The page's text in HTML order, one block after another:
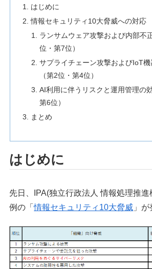
はじめに
情報セキュリティ10大脅威への対応
ランサムウェア攻撃および内部不
位・第7位）
サプライチェーン攻撃およびIoT
（第2位・第4位）
AI利用に伴うリスクと運用管理の
第6位）
まとめ
はじめに
先日、IPA(独立行政法人 情報処理推
例の「情報セキュリティ10大脅威 」